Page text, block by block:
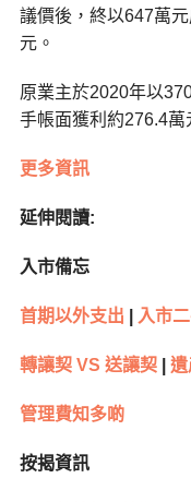
議價後，終以647萬
元。
原業主於2020年以
手帳面獲利約276.4萬
更多資訊
延伸閱讀:
入市備忘
首期以外支出 入市
轉讓契 VS 送讓契 遺
管理費知多啲
按揭資訊